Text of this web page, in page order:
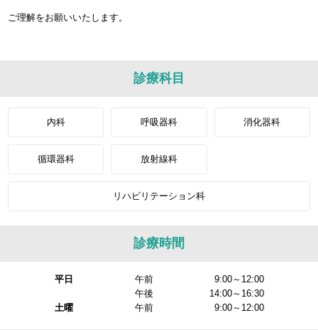
ご理解をお願いいたします。
診療科目
内科 呼吸器科 消化器科
循環器科 放射線科
リハビリテーション科
診療時間
平日 午前
9:00～12:00
午後
14:00～16:30
土曜
午前 9:00～12:00